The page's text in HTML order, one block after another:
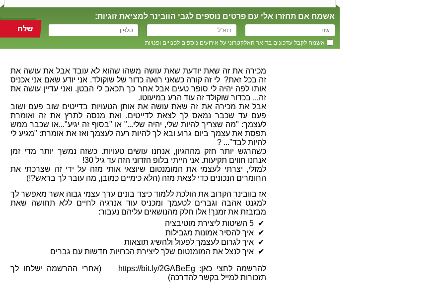
אשמח אם תחזרו אלי עם פרטים נוספים לגבי הוובינר למציאת זוגיות:
אשמח לקבל עדכונים בדואר האלקטרוני על אירועים נוספים לפנויים ופנויות
מכירה את זה שאת יודעת שאת עושה משהו שהוא לא עובד אבל את עושה את
זה בכל זאת? לי זה קורה כשאני רואה כדור של שוקולד. אני יודע שאם אני אכניס
אותו לפה יהיה לי סופר טעים אבל אחר כך תכאב לי הבטן. ואני עדיין עושה את
זה... בכדור שוקולד זה עוד הרע במיעוטו.
אבל את מכירה את זה שאת עושה את אותן הטעויות בדייטים שוב פעם ושוב
פעם עד שכבר נמאס לך לצאת לדייטים. ואת מנסה לתרץ את זה ואומרת
לעצמך: "מה שצריך להיות שלי, יהיה שלי..." או "בסוף זה יגיע"...או שכבר ממש
תפסת את עצמך ביום גרוע ובא לך להיות רעה לעצמך ואז את אומרת: "מגיע לי
להיות לבד"... ?
כשהרגש יותר חזק מההגיון, אנחנו עושים טעויות. כשזה נמשך יותר מדי זמן
אנחנו חווים תקיעות. אני הייתי בלופ הזדוני הזה עד גיל 30!
למזלי, יצרתי לעצמי את המומנטום שיוצאי אותי מזה על ידי זה שצרכתי את
החומרים הנכונים כדי לצאת מזה (הלא כימיים כמובן, מה עובר לך בראש?!)
אז בוובינר הקרוב את הולכת ללמוד כיצד בונים ערך עצמי גבוה אשר מאפשר לך
למגנט אהבה וגברים לטעמך ומכניס עוד אנרגיה לחיים ללא תחושה שאת
מבזבזת את זמנך! אלו חלק מהנושאים עליהם נעבור:
✔ 5 השיטות ליצירת מוטיבציה
✔ איך להסיר אמונות מגבילות
✔ איך לגרום לעצמך לפעול ולהשיג תוצאות
✔ איך לנצל את המומנטום שלך ליצירת הכרויות חדשות עם גברים
להרשמה לחצי כאן: https://bit.ly/2GABeEg (אחרי ההרשמה ישלחו לך
תזכורות למייל בקשר להדרכה)